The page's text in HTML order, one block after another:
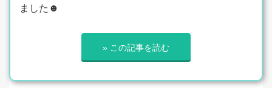
ました☻
» この記事を読む